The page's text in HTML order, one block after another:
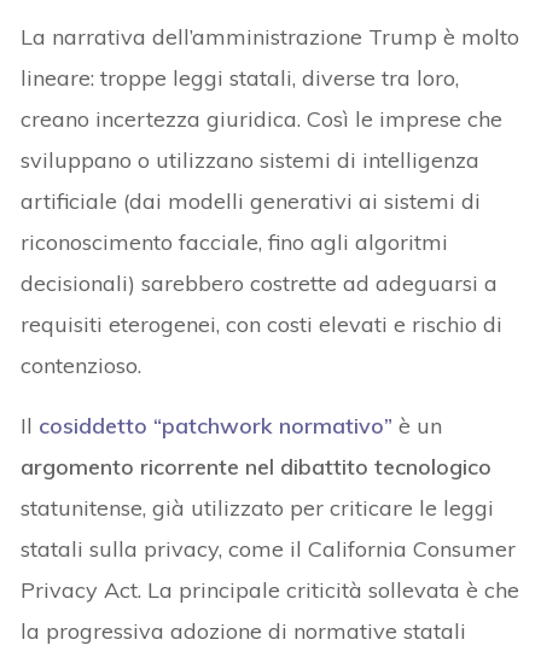
La narrativa dell’amministrazione Trump è molto
lineare: troppe leggi statali, diverse tra loro,
creano incertezza giuridica. Così le imprese che
sviluppano o utilizzano sistemi di intelligenza
artificiale (dai modelli generativi ai sistemi di
riconoscimento facciale, fino agli algoritmi
decisionali) sarebbero costrette ad adeguarsi a
requisiti eterogenei, con costi elevati e rischio di
contenzioso.
Il cosiddetto “patchwork normativo” è un
argomento ricorrente nel dibattito tecnologico
statunitense, già utilizzato per criticare le leggi
statali sulla privacy, come il California Consumer
Privacy Act. La principale criticità sollevata è che
la progressiva adozione di normative statali